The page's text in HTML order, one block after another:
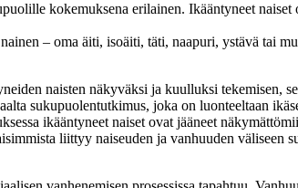
kokemuksena erilainen. Ikääntyneet
– oma äiti, isoäiti, täti, naapuri, ystävä tai
naisten näkyväksi ja kuulluksi tekemisen,
sukupuolentutkimus, joka on luonteeltaan
ikääntyneet naiset ovat jääneet
liittyy naiseuden ja vanhuuden väliseen